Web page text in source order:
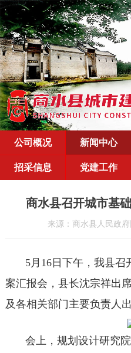
公司概况 新闻中心
招采信息
党建工作
商水县召开城市基
来源：商水县人民政
5月16日下午，我县
案汇报会，县长沈宗祥出
及各相关部门主要负责人出
会上，规划设计研究